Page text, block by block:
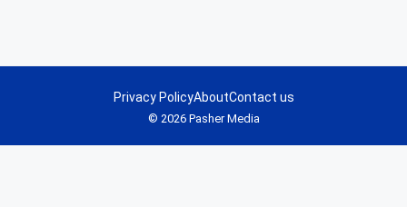
© 2026 Pasher Media
Privacy PolicyAboutContact us